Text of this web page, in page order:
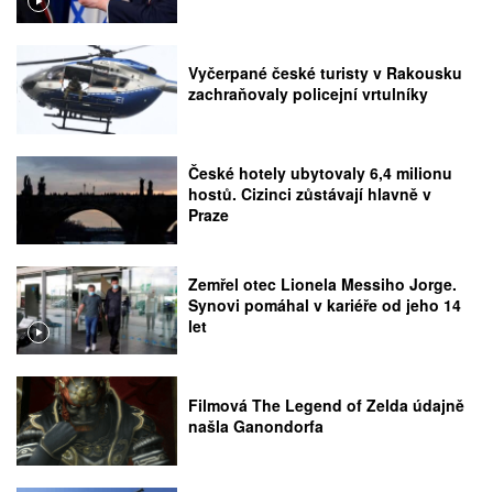
Vyčerpané české turisty v Rakousku
zachraňovaly policejní vrtulníky
České hotely ubytovaly 6,4 milionu
hostů. Cizinci zůstávají hlavně v
Praze
Zemřel otec Lionela Messiho Jorge.
Synovi pomáhal v kariéře od jeho 14
let
Filmová The Legend of Zelda údajně
našla Ganondorfa